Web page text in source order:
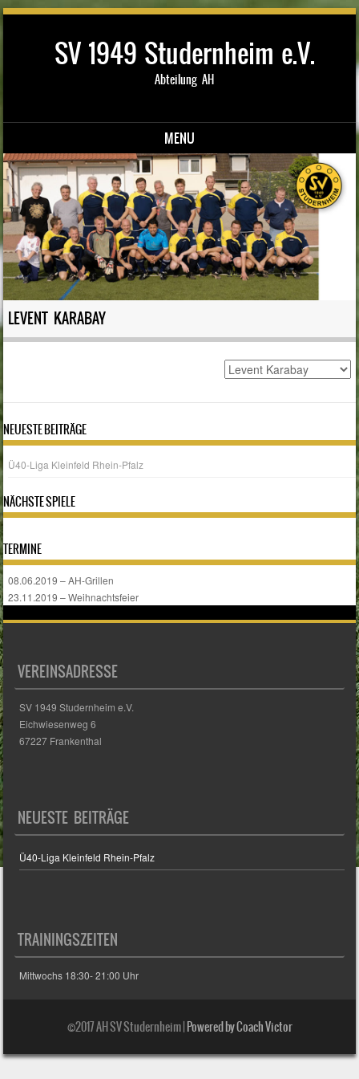
SV 1949 Studernheim e.V.
Abteilung AH
MENU
Skip to content
LEVENT KARABAY
NEUESTE BEITRÄGE
Ü40-Liga Kleinfeld Rhein-Pfalz
NÄCHSTE SPIELE
TERMINE
08.06.2019 – AH-Grillen
23.11.2019 – Weihnachtsfeier
VEREINSADRESSE
SV 1949 Studernheim e.V.
Eichwiesenweg 6
67227 Frankenthal
NEUESTE BEITRÄGE
Ü40-Liga Kleinfeld Rhein-Pfalz
TRAININGSZEITEN
Mittwochs 18:30- 21:00 Uhr
©2017 AH SV Studernheim |Powered by Coach Victor